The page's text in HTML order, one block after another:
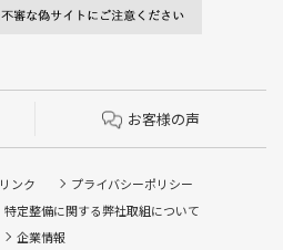
お客様の声
リンク
プライバシーポリシー
特定整備に関する弊社取組について
企業情報